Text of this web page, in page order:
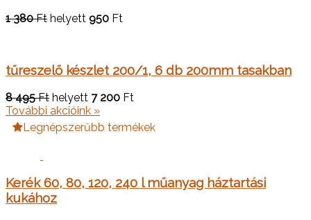
1 380 Ft helyett 950 Ft
tűreszelő készlet 200/1, 6 db 200mm tasakban
8 495 Ft helyett 7 200 Ft
További akcióink »
Legnépszerűbb termékek
Kerék 60, 80, 120, 240 l műanyag háztartási
kukához